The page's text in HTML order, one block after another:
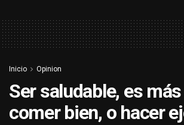
Inicio Opinion
Ser saludable, es
comer bien, o hacer